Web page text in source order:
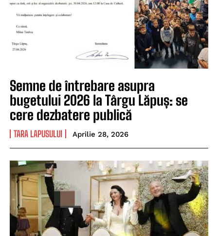
Semne de întrebare asupra
bugetului 2026 la Târgu Lăpuș: se
cere dezbatere publică
TARA LAPUSULUI Aprilie 28, 2026